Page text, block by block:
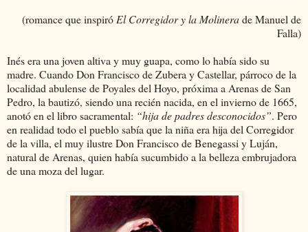
(romance que inspiróEl Corregidor y la Molinerade Manuel de
Falla)
Inés era una joven altiva y muy guapa, como lo había sido su
madre. Cuando Don Francisco de Zubera y Castellar, párroco de la
localidad abulense de Poyales del Hoyo, próxima a Arenas de San
Pedro, la bautizó, siendo una recién nacida, en el invierno de 1665,
anotó en el libro sacramental: “hija de padres desconocidos”. Pero
en realidad todo el pueblo sabía que la niña era hija del Corregidor
de la villa, el muy ilustre Don Francisco de Benegassi y Luján,
natural de Arenas, quien había sucumbido a la belleza embrujadora
de una moza del lugar.